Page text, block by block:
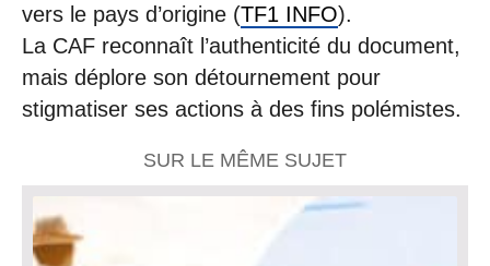
vers le pays d’origine (TF1 INFO).
La CAF reconnaît l’authenticité du document,
mais déplore son détournement pour
stigmatiser ses actions à des fins polémistes.
SUR LE MÊME SUJET